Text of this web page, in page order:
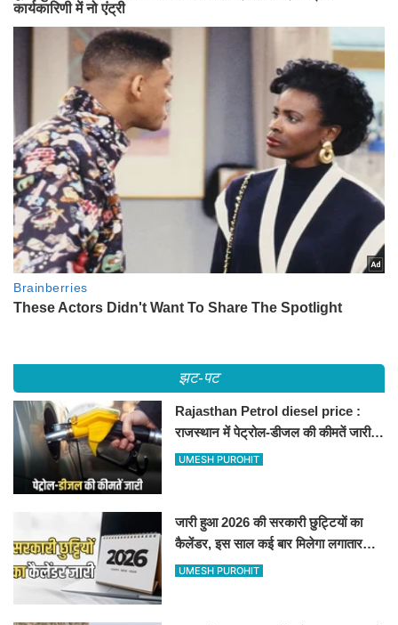
झट-पट
Rajasthan Petrol diesel price :
राजस्थान में पेट्रोल-डीजल की कीमतें जारी,
जानिए बीकानेर समेत पुरे प्रदेश में नए रेट
UMESH PUROHIT
जारी हुआ 2026 की सरकारी छुट्टियों का
कैलेंडर, इस साल कई बार मिलेगा लगातार
अवकाश, देखें
UMESH PUROHIT